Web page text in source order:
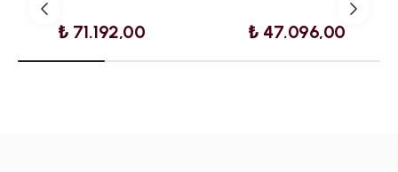
₺ 71.192,00 ₺ 47.096,00